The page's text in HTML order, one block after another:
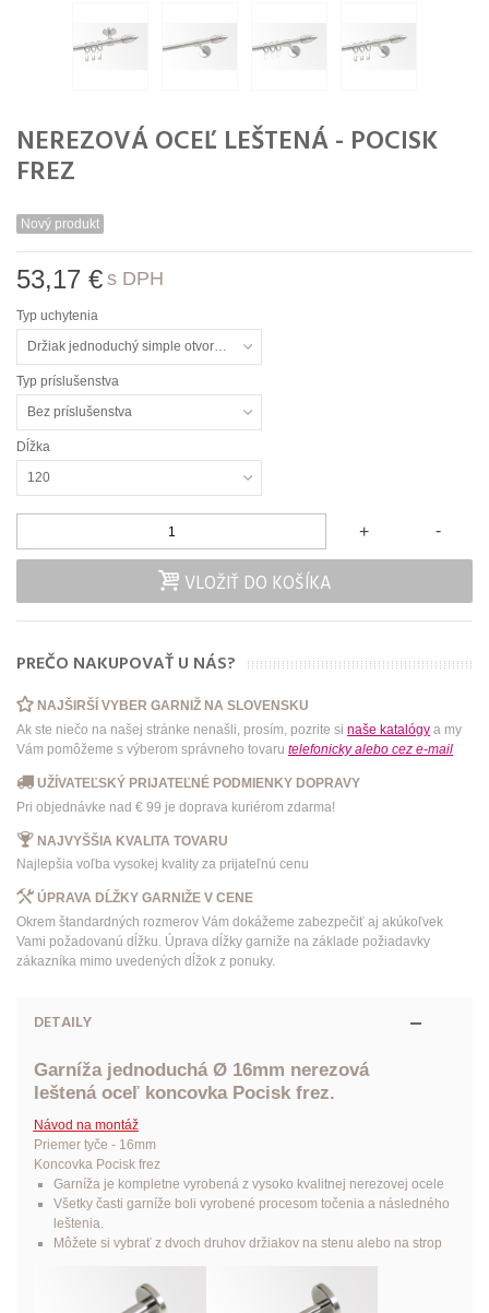
NEREZOVÁ OCEĽ LEŠTENÁ - POCISK
FREZ
Nový produkt
53,17 € s DPH
Typ uchytenia
Držiak jednoduchý simple otvorený
Typ príslušenstva
Bez príslušenstva
Dĺžka
120
-
+
VLOŽIŤ DO KOŠÍKA
PREČO NAKUPOVAŤ U NÁS?
NAJŠIRŠÍ VYBER GARNIŽ NA SLOVENSKU
Ak ste niečo na našej stránke nenašli, prosím, pozrite si naše katalógy a my
Vám pomôžeme s výberom správneho tovaru telefonicky alebo cez e-mail
UŽÍVATEĽSKÝ PRIJATEĽNÉ PODMIENKY DOPRAVY
Pri objednávke nad € 99 je doprava kuriérom zdarma!
NAJVYŠŠIA KVALITA TOVARU
Najlepšia voľba vysokej kvality za prijateľnú cenu
ÚPRAVA DĹŽKY GARNIŽE V CENE
Okrem štandardných rozmerov Vám dokážeme zabezpečiť aj akúkoľvek
Vami požadovanú dĺžku. Úprava dĺžky garniže na základe požiadavky
zákazníka mimo uvedených dĺžok z ponuky.
DETAILY
Garníža jednoduchá Ø 16mm nerezová
leštená oceľ koncovka Pocisk frez.
Návod na montáž
Priemer tyče - 16mm
Koncovka Pocisk frez
Garníža je kompletne vyrobená z vysoko kvalitnej nerezovej ocele
Všetky časti garníže boli vyrobené procesom točenia a následného
leštenia.
Môžete si vybrať z dvoch druhov držiakov na stenu alebo na strop